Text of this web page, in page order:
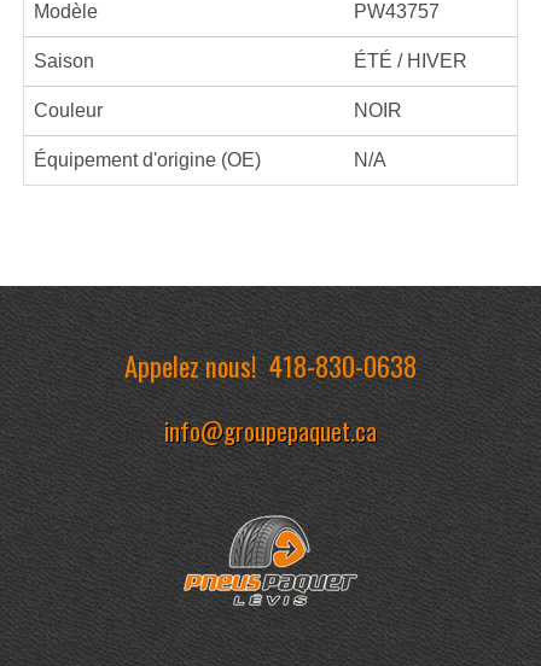
Modèle PW43757
Saison ÉTÉ / HIVER
Couleur NOIR
Équipement d'origine (OE) N/A
Appelez nous!418-830-0638
info@groupepaquet.ca